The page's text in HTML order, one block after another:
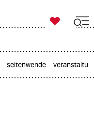

taz zahl ich
seitenwende